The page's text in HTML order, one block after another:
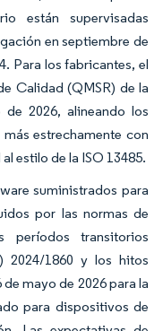
están supervisadas
en septiembre de
Para los fabricantes, el
Calidad (QMSR) de la
2026, alineando los
estrechamente con
estilo de la ISO 13485.
suministrados para
por las normas de
períodos transitorios
2024/1860 y los hitos
mayo de 2026 para la
para dispositivos de